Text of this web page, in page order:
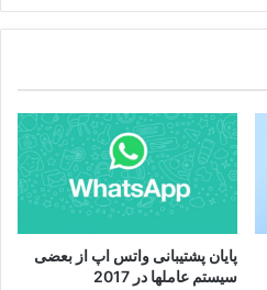
پایان پشتیبانی واتس اپ از بعضی
سیستم عاملها در 2017